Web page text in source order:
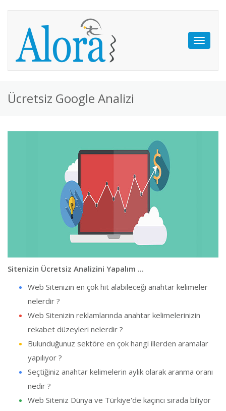
Toggle
Ücretsiz Google Analizi
Sitenizin Ücretsiz Analizini Yapalım ...
Web Sitenizin en çok hit alabileceği anahtar kelimeler
nelerdir ?
Web Sitenizin reklamlarında anahtar kelimelerinizin
rekabet düzeyleri nelerdir ?
Bulunduğunuz sektöre en çok hangi illerden aramalar
yapılıyor ?
Seçtiğiniz anahtar kelimelerin aylık olarak aranma oranı
nedir ?
Web Siteniz Dünya ve Türkiye'de kaçıncı sırada biliyor